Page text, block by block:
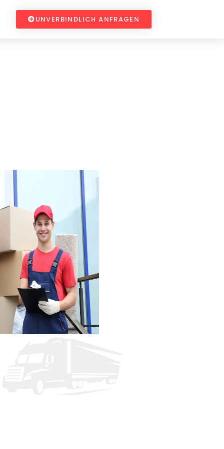
UNVERBINDLICH ANFRAGEN